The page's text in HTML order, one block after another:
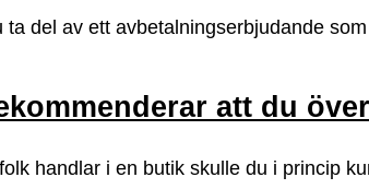
ta del av ett avbetalningserbjudande
att du
handlar i en butik skulle du i princip